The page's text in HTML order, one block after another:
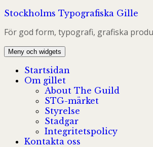
Hoppa
innehåll
Stockholms Typografiska Gille
För god form, typografi, grafiska
Meny och widgets
Startsidan
Om gillet
About The Guild
STG-märket
Styrelse
Stadgar
Integritetspolicy
Kontakta oss